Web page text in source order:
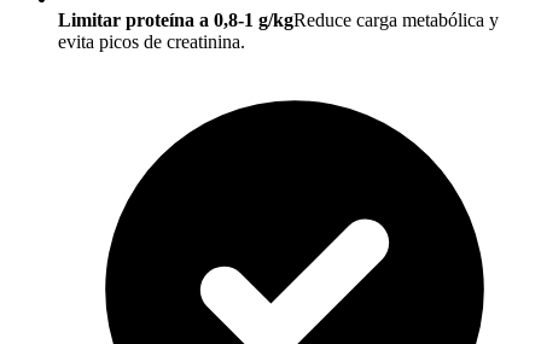
Limitar proteína a 0,8-1 g/kgReduce carga metabólica y
evita picos de creatinina.